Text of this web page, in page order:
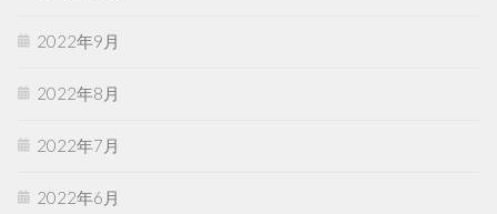
2022年9月
2022年8月
2022年7月
2022年6月